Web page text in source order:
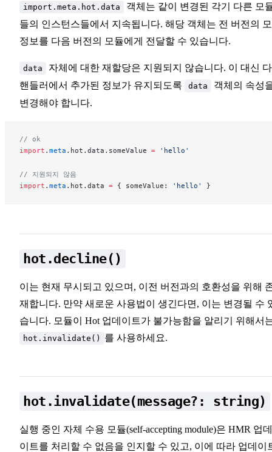
import.meta.hot.data
객체는 같이 변경된 각기 다른 모
들의 인스턴스들에서 지속됩니다. 해당 객체는 전 버전의
정보를 다음 버전의 모듈에게 전달할 수 있습니다.
data
자체에 대한 재할당은 지원되지 않습니다. 이 대신
핸들러에서 추가된 정보가 유지되도록
data
객체의 속성
변경해야 합니다.
// ok
import . meta . hot . data . someValue = 'hello'
// 지원되지 않음
import . meta . hot . data = { someValue : 'hello' }
hot.decline()
이는 현재 무시되고 있으며, 이전 버전과의 호환성을 위해
재합니다. 만약 새로운 사용법이 생긴다면, 이는 변경될 수
습니다. 모듈이 Hot 업데이트가 불가능함을 알리기 위해서
hot.invalidate() 를 사용하세요.
hot.invalidate(message?: string)
실행 중인 자체 수용 모듈(self-accepting module)은 HMR 업데
이트를 처리할 수 없음을 인지할 수 있고, 이에 따라 업데이